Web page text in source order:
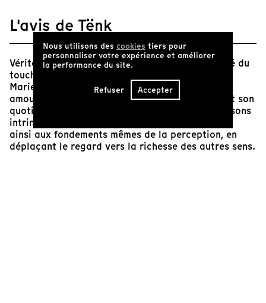
L'avis de Tënk
Véritable ode à l’imagination et à la sensorialité du
toucher,
Marie-Christine : sa relation avec son fils et son
amoureux, mais aussi sa perception du monde et son
quotidien. Le film interroge le lien que nous pensons
intrinsèque entre la vie et la vue. Il nous ramène
ainsi aux fondements mêmes de la perception, en
déplaçant le regard vers la richesse des autres sens.
Nous utilisons des cookies tiers pour
personnaliser votre expérience et améliorer
la performance du site.
Refuser Accepter